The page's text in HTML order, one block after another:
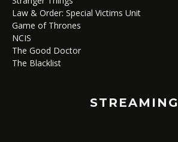
Law & Order: Special Victims Unit
Game of Thrones
NCIS
The Good Doctor
The Blacklist
STREAMING